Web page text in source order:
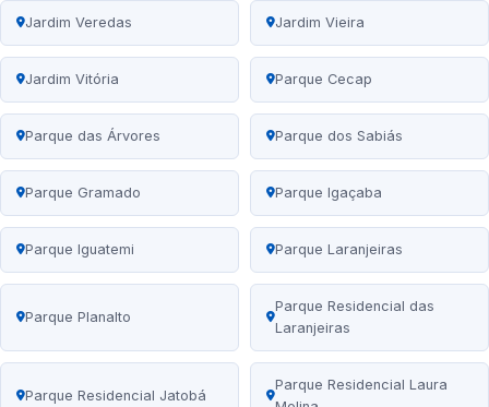
Jardim Veredas Jardim Vieira
Jardim Vitória Parque Cecap
Parque das Árvores Parque dos Sabiás
Parque Gramado Parque Igaçaba
Parque Iguatemi Parque Laranjeiras
Parque Planalto
Parque Residencial das
Laranjeiras
Parque Residencial Jatobá
Parque Residencial Laura